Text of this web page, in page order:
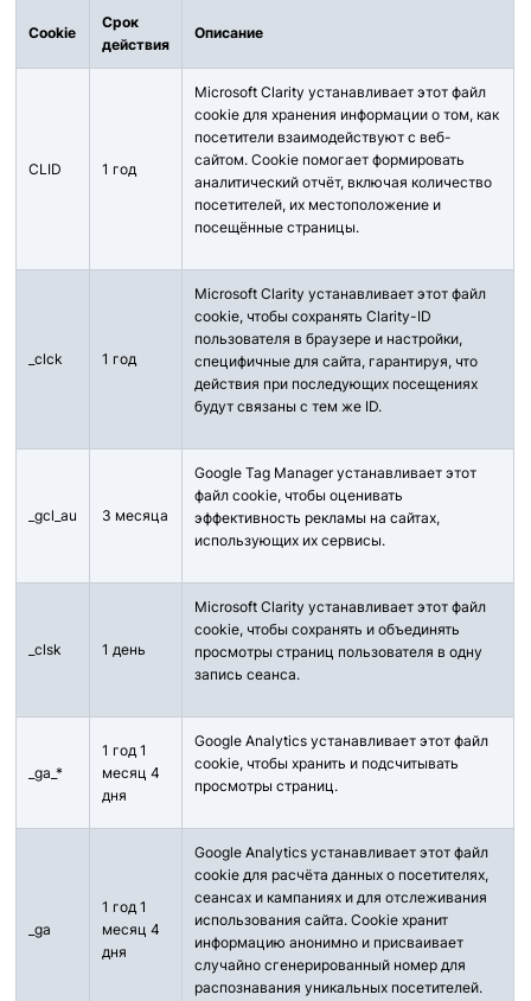
Cookie
Срок
действия
Описание
CLID 1 год
Microsoft Clarity устанавливает этот файл
cookie для хранения информации о том, как
посетители взаимодействуют с веб-
сайтом. Cookie помогает формировать
аналитический отчёт, включая количество
посетителей, их местоположение и
посещённые страницы.
_clck 1 год
Microsoft Clarity устанавливает этот файл
cookie, чтобы сохранять Clarity-ID
пользователя в браузере и настройки,
специфичные для сайта, гарантируя, что
действия при последующих посещениях
будут связаны с тем же ID.
_gcl_au 3 месяца
Google Tag Manager устанавливает этот
файл cookie, чтобы оценивать
эффективность рекламы на сайтах,
использующих их сервисы.
_clsk 1 день
Microsoft Clarity устанавливает этот файл
cookie, чтобы сохранять и объединять
просмотры страниц пользователя в одну
запись сеанса.
_ga_*
1 год 1
месяц 4
дня
Google Analytics устанавливает этот файл
cookie, чтобы хранить и подсчитывать
просмотры страниц.
_ga
1 год 1
месяц 4
дня
Google Analytics устанавливает этот файл
cookie для расчёта данных о посетителях,
сеансах и кампаниях и для отслеживания
использования сайта. Cookie хранит
информацию анонимно и присваивает
случайно сгенерированный номер для
распознавания уникальных посетителей.